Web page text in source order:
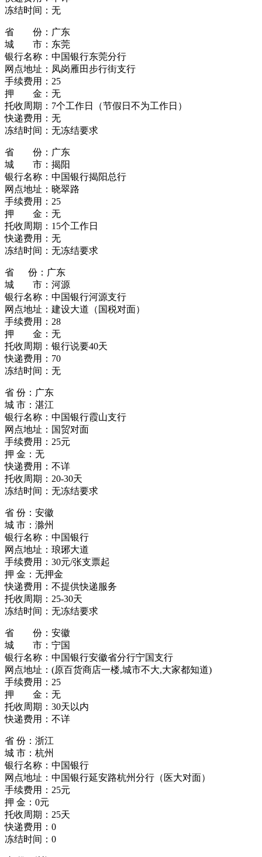
冻结时间：无
省 份：广东
城 市：东莞
银行名称：中国银行东莞分行
网点地址：凤岗雁田步行街支行
手续费用：25
押 金：无
托收周期：7个工作日（节假日不为工作日）
快递费用：无
冻结时间：无冻结要求
省 份：广东
城 市：揭阳
银行名称：中国银行揭阳总行
网点地址：晓翠路
手续费用：25
押 金：无
托收周期：15个工作日
快递费用：无
冻结时间：无冻结要求
省 份：广东
城 市：河源
银行名称：中国银行河源支行
网点地址：建设大道（国税对面）
手续费用：28
押 金：无
托收周期：银行说要40天
快递费用：70
冻结时间：无
省 份：广东
城 市：湛江
银行名称：中国银行霞山支行
网点地址：国贸对面
手续费用：25元
押 金：无
快递费用：不详
托收周期：20-30天
冻结时间：无冻结要求
省 份：安徽
城 市：滁州
银行名称：中国银行
网点地址：琅琊大道
手续费用：30元/张支票起
押 金：无押金
快递费用：不提供快递服务
托收周期：25-30天
冻结时间：无冻结要求
省 份：安徽
城 市：宁国
银行名称：中国银行安徽省分行宁国支行
网点地址：(原百货商店一楼,城市不大,大家都知道)
手续费用：25
押 金：无
托收周期：30天以内
快递费用：不详
省 份：浙江
城 市：杭州
银行名称：中国银行
网点地址：中国银行延安路杭州分行（医大对面）
手续费用：25元
押 金：0元
托收周期：25天
快递费用：0
冻结时间：0